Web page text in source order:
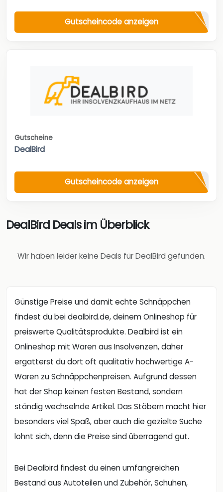
Gutscheincode anzeigen
Gutscheine
DealBird
Gutscheincode anzeigen
DealBird Deals im Überblick
Wir haben leider keine Deals für DealBird gefunden.
Günstige Preise und damit echte Schnäppchen
findest du bei dealbird.de, deinem Onlineshop für
preiswerte Qualitätsprodukte. Dealbird ist ein
Onlineshop mit Waren aus Insolvenzen, daher
ergatterst du dort oft qualitativ hochwertige A-
Waren zu Schnäppchenpreisen. Aufgrund dessen
hat der Shop keinen festen Bestand, sondern
ständig wechselnde Artikel. Das Stöbern macht hier
besonders viel Spaß, aber auch die gezielte Suche
lohnt sich, denn die Preise sind überragend gut.
Bei Dealbird findest du einen umfangreichen
Bestand aus Autoteilen und Zubehör, Schuhen,